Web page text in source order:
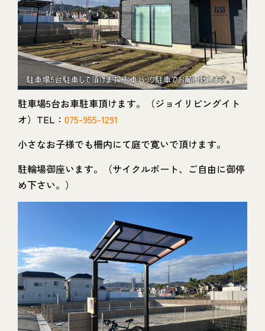
駐車場5台お車駐車頂けます。（ジョイリビングイト
オ）TEL： 075-955-1291
小さなお子様でも柵内にて庭で寛いで頂けます。
駐輪場御座います。（サイクルポート、ご自由に御停
め下さい。）